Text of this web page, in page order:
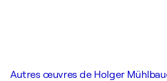
Autres œuvres de Holger